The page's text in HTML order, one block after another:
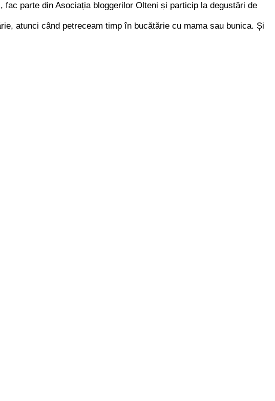
parte din Asociația bloggerilor Olteni și particip la degustări de
atunci când petreceam timp în bucătărie cu mama sau bunica. Și